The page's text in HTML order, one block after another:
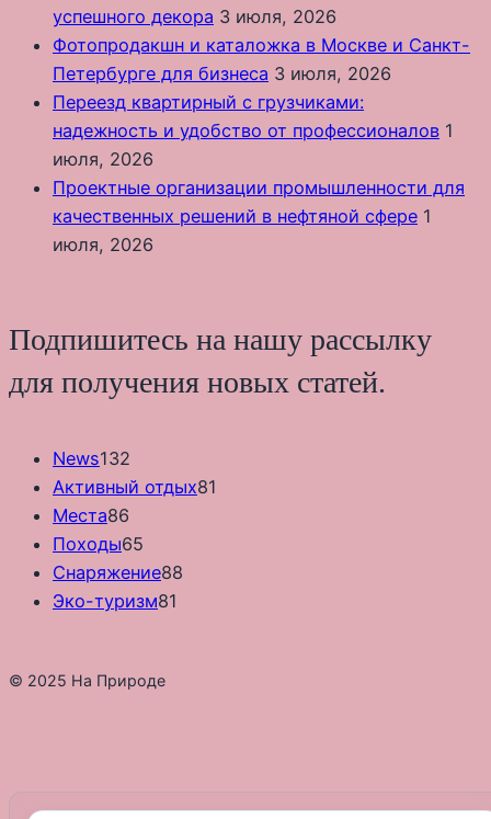
успешного декора 3 июля, 2026
Фотопродакшн и каталожка в Москве и Санкт-
Петербурге для бизнеса 3 июля, 2026
Переезд квартирный с грузчиками:
надежность и удобство от профессионалов 1
июля, 2026
Проектные организации промышленности для
качественных решений в нефтяной сфере 1
июля, 2026
Подпишитесь на нашу рассылку
для получения новых статей.
News132
Активный отдых81
Места86
Походы65
Снаряжение88
Эко-туризм81
© 2025 На Природе